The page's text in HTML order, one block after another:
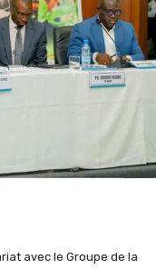
avec le Groupe de la